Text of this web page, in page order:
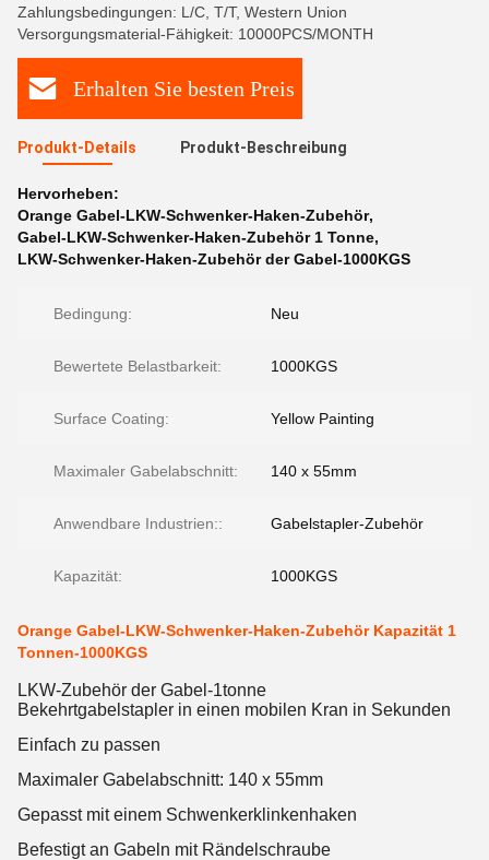
Zahlungsbedingungen: L/C, T/T, Western Union
Versorgungsmaterial-Fähigkeit: 10000PCS/MONTH
Erhalten Sie besten Preis
Produkt-Details Produkt-Beschreibung
Hervorheben:
Orange Gabel-LKW-Schwenker-Haken-Zubehör,
Gabel-LKW-Schwenker-Haken-Zubehör 1 Tonne,
LKW-Schwenker-Haken-Zubehör der Gabel-1000KGS
Bedingung: Neu
Bewertete Belastbarkeit: 1000KGS
Surface Coating: Yellow Painting
Maximaler Gabelabschnitt: 140 x 55mm
Anwendbare Industrien:: Gabelstapler-Zubehör
Kapazität: 1000KGS
Orange Gabel-LKW-Schwenker-Haken-Zubehör Kapazität 1
Tonnen-1000KGS
LKW-Zubehör der Gabel-1tonne
Bekehrtgabelstapler in einen mobilen Kran in Sekunden
Einfach zu passen
Maximaler Gabelabschnitt: 140 x 55mm
Gepasst mit einem Schwenkerklinkenhaken
Befestigt an Gabeln mit Rändelschraube